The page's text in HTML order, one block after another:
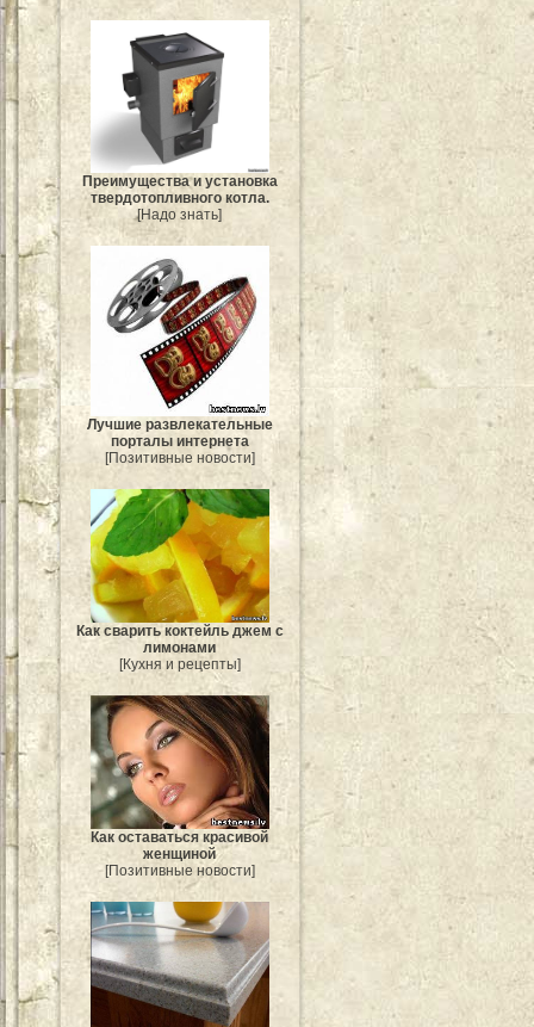
Преимущества и установка
твердотопливного котла.
[Надо знать]
Лучшие развлекательные
порталы интернета
[Позитивные новости]
Как сварить коктейль джем с
лимонами
[Кухня и рецепты]
Как оставаться красивой
женщиной
[Позитивные новости]